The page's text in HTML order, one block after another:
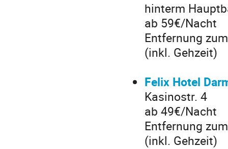
hinterm
ab 59€/Nacht
Entfernung
(inkl. Gehzeit)
Felix Hotel
Kasinostr. 4
ab 49€/Nacht
Entfernung
(inkl. Gehzeit)